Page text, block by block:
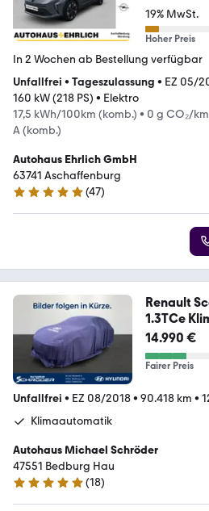
19% MwSt.
Hoher Preis
In 2 Wochen ab Bestellung verfügbar
Unfallfrei • Tageszulassung • EZ 05/
160 kW (218 PS) • Elektro
17,5 kWh/100km (komb.) • 0 g CO₂/
A (komb.)
Autohaus Ehrlich GmbH
63741 Aschaffenburg
4.9 Sterne
(47)
Renault
1.3TCe
14.990 €
Fairer Preis
Unfallfrei • EZ 08/2018• 90.418 km •
Klimaautomatik
Autohaus Michael Schröder
47551 Bedburg Hau
5 Sterne
(18)